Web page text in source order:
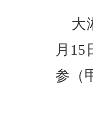
大
月15
参（